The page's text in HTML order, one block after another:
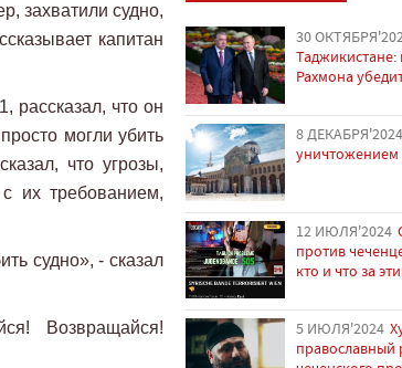
захватили судно,
капитан
рассказал, что он
могли убить
что угрозы,
их требованием,
судно», - сказал
Возвращайся!
30
Рахмона
8 ДЕКАБРЯ'2024
уничтожением
12 ИЮЛЯ'2024
против
кто и что за
5 ИЮЛЯ'2024
православный